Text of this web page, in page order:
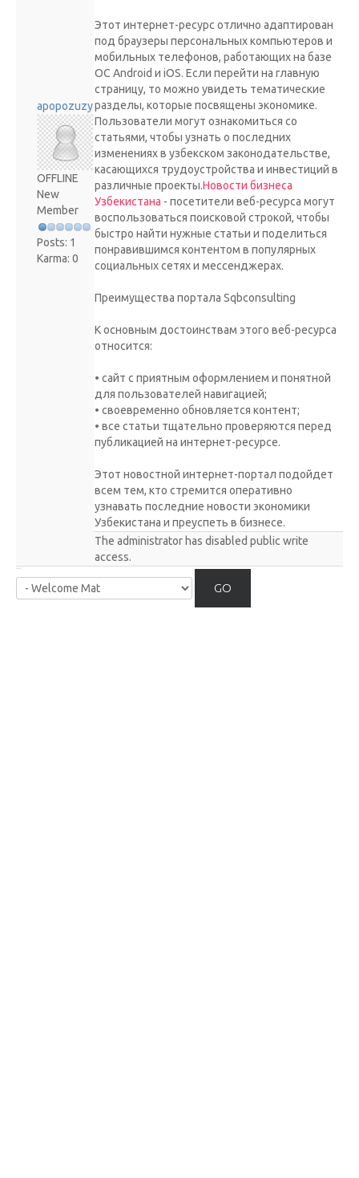
apopozuzy
OFFLINE
New
Member
Posts: 1
Karma: 0
Этот интернет-ресурс отлично адаптирован
под браузеры персональных компьютеров и
мобильных телефонов, работающих на базе
ОС Android и iOS. Если перейти на главную
страницу, то можно увидеть тематические
разделы, которые посвящены экономике.
Пользователи могут ознакомиться со
статьями, чтобы узнать о последних
изменениях в узбекском законодательстве,
касающихся трудоустройства и инвестиций в
различные проекты.Новости бизнеса
Узбекистана - посетители веб-ресурса могут
воспользоваться поисковой строкой, чтобы
быстро найти нужные статьи и поделиться
понравившимся контентом в популярных
социальных сетях и мессенджерах.
Преимущества портала Sqbconsulting
К основным достоинствам этого веб-ресурса
относится:
• сайт с приятным оформлением и понятной
для пользователей навигацией;
• своевременно обновляется контент;
• все статьи тщательно проверяются перед
публикацией на интернет-ресурсе.
Этот новостной интернет-портал подойдет
всем тем, кто стремится оперативно
узнавать последние новости экономики
Узбекистана и преуспеть в бизнесе.
The administrator has disabled public write
access.
GO